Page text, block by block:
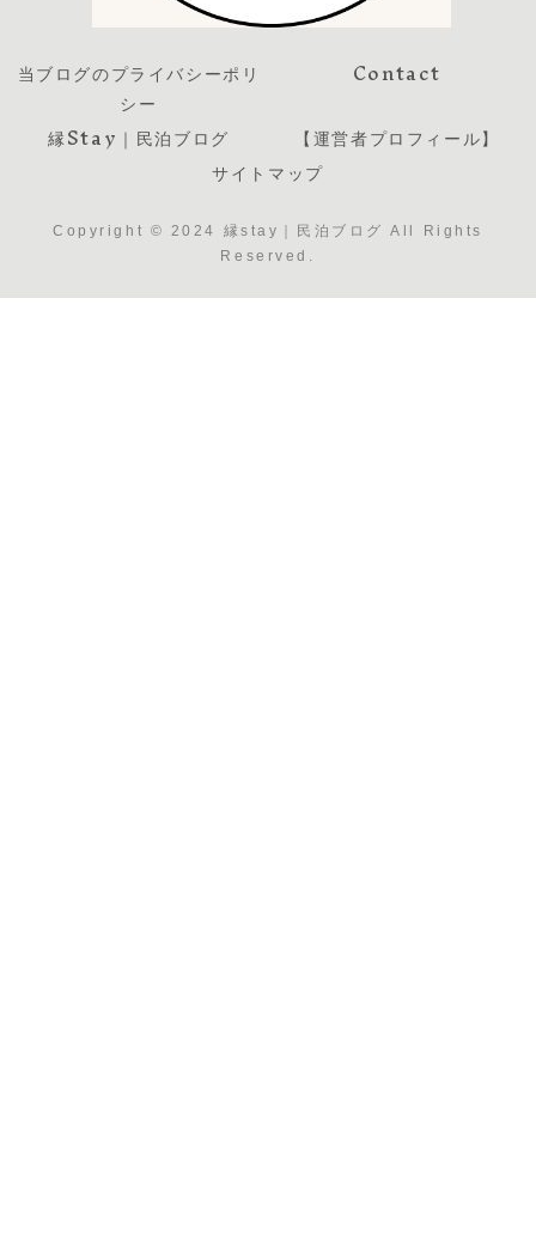
当ブログのプライバシーポリ
シー
Contact
縁Stay｜民泊ブログ
【運営者プロフィール】
サイトマップ
Copyright © 2024 縁stay｜民泊ブログ All Rights
Reserved.